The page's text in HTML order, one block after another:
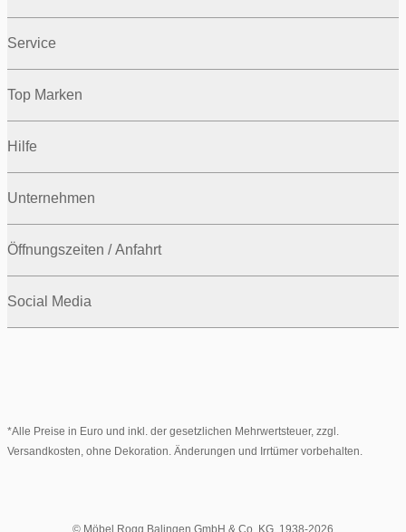
Service
Top Marken
Hilfe
Unternehmen
Öffnungszeiten / Anfahrt
Social Media
*Alle Preise in Euro und inkl. der gesetzlichen Mehrwertsteuer, zzgl.
Versandkosten, ohne Dekoration. Änderungen und Irrtümer vorbehalten.
© Möbel Rogg Balingen GmbH & Co. KG. 1938-2026